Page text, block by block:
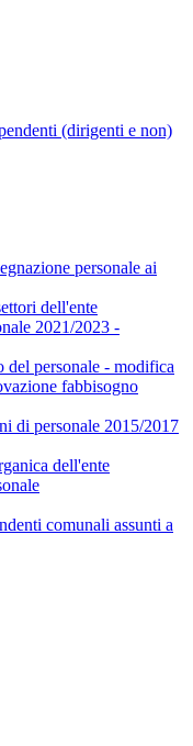
(dirigenti e non)
personale ai
dell'ente
2021/2023 -
del personale - modifica
fabbisogno
di personale 2015/2017
dell'ente
comunali assunti a